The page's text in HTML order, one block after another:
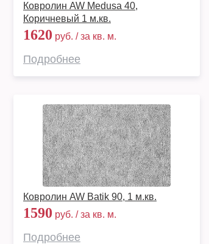
Ковролин AW Medusa 40,
Коричневый 1 м.кв.
1620 руб. / за кв. м.
Подробнее
Ковролин AW Batik 90, 1 м.кв.
1590 руб. / за кв. м.
Подробнее